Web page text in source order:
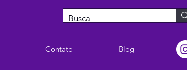
Contato Blog